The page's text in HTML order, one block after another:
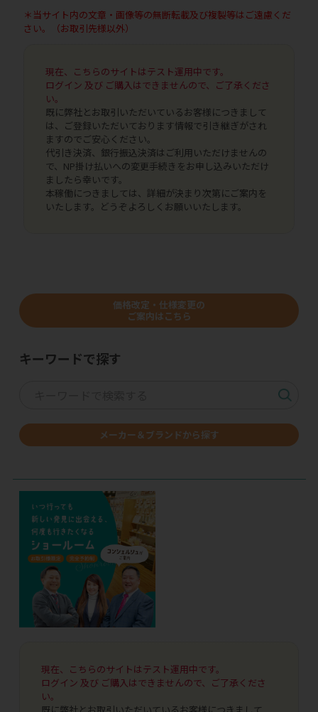
＊当サイト内の文章・画像等の無断転載及び複製等はご遠慮くだ
さい。（お取引先様以外）
現在、こちらのサイトはテスト運用中です。
ログイン 及び ご購入はできませんので、ご了承くださ
い。
既に弊社とお取引いただいているお客様につきまして
は、ご登録いただいております情報で引き継ぎがされ
ますのでご安心ください。
代引き決済、銀行振込決済はご利用いただけませんの
で、NP掛け払いへの変更手続きをお申し込みいただけ
ましたら幸いです。
本稼働につきましては、詳細が決まり次第にご案内を
いたします。どうぞよろしくお願いいたします。
価格改定・仕様変更の
ご案内はこちら
キーワードで探す
メーカー＆ブランドから探す
現在、こちらのサイトはテスト運用中です。
ログイン 及び ご購入はできませんので、ご了承くださ
い。